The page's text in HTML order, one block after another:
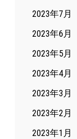
2023年7月
2023年6月
2023年5月
2023年4月
2023年3月
2023年2月
2023年1月